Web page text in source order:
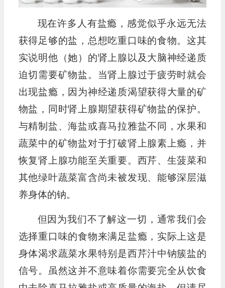
现在许多人有盐瘾，感觉似乎永远无法
获得足够的盐，总想吃重口味的食物。这其
实说明他（她）的肾上腺以及大脑神经递质
迫切需要矿物盐。当肾上腺过于疲劳时就会
出现盐瘾，因为神经递质渴望获得大量的矿
物盐，同时肾上腺期望获得矿物盐的保护。
与精制盐、海盐或喜马拉雅盐不同，水果和
蔬菜中的矿物盐对于打破肾上腺素上瘾，并
恢复肾上腺功能至关重要。西芹、生菠菜和
其他绿叶蔬菜富含尚未被发现、能够深层滋
养身体的钠。
但因为我们不了解这一切，通常我们会
选择重口味的食物来满足盐瘾，实际上这是
身体渴求蔬菜水果特别是西芹汁中钠簇盐的
信号。虽然这并不意味着你需要完全从饮食